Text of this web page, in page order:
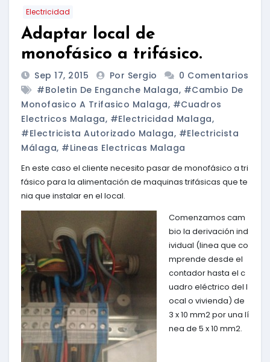
Electricidad
Adaptar local de
monofásico a trifásico.
Sep 17, 2015 Por Sergio
0 Comentarios
#boletin De Enganche Malaga, #cambio De
Monofasico A Trifasico Malaga, #cuadros
Electricos Malaga, #electricidad Malaga,
#electricista Autorizado Malaga, #electricista
Málaga, #lineas Electricas Malaga
En este caso el cliente necesito pasar de monofásico a tri
fásico para la alimentación de maquinas trifásicas que te
nia que instalar en el local.
Comenzamos cam
bio la derivación ind
ividual (linea que co
mprende desde el
contador hasta el c
uadro eléctrico del l
ocal o vivienda) de
3 x 10 mm2 por una lí
nea de 5 x 10 mm2.